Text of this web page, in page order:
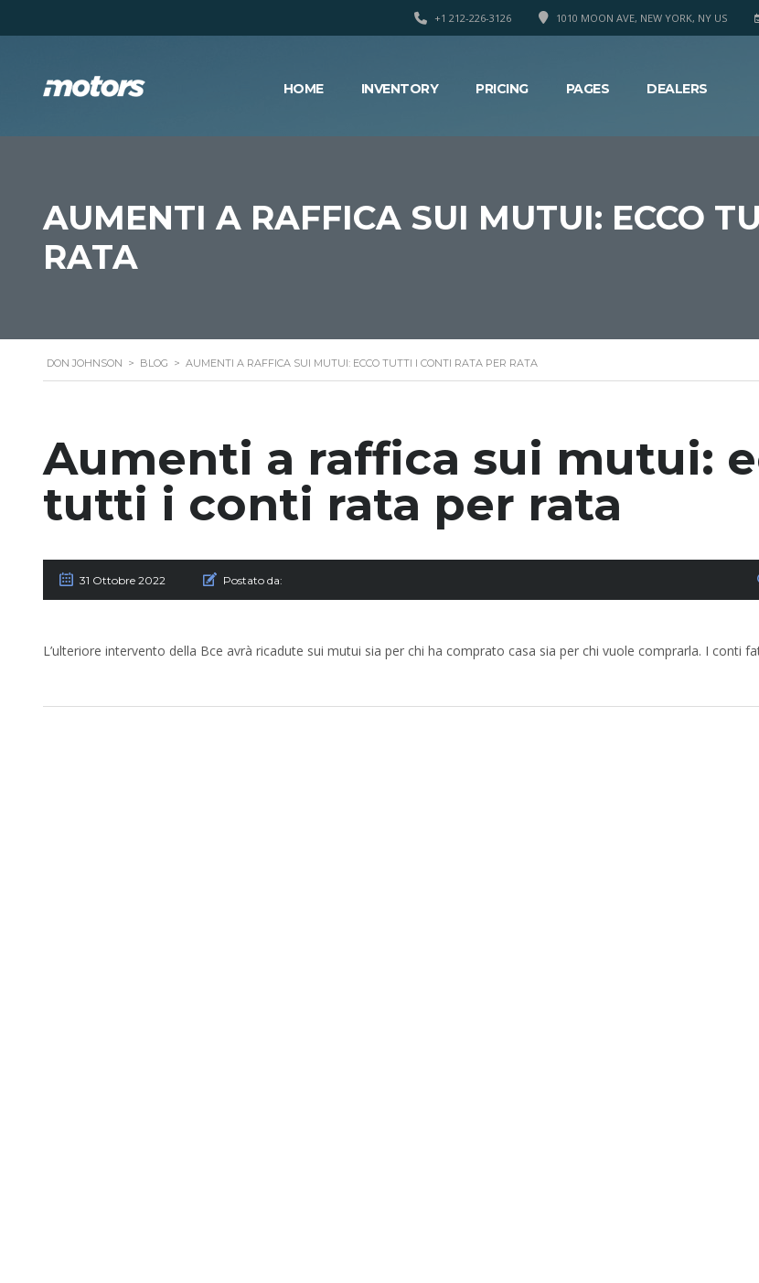
1010 MOON AVE, NEW YORK, NY US
+1 212-226-3126
HOME INVENTORY PRICING PAGES DEALERS
AUMENTI A RAFFICA SUI MUTUI: ECCO
RATA
DON JOHNSON > BLOG > AUMENTI A RAFFICA SUI MUTUI: ECCO TUTTI I CONTI RATA PER RATA
Aumenti a raffica sui mutui:
tutti i conti rata per rata
31 Ottobre 2022 Postato da:
L’ulteriore intervento della Bce avrà ricadute sui mutui sia per chi ha comprato casa sia per chi vuole comprarla. I conti